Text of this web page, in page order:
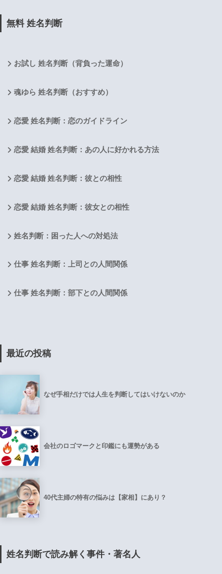
無料 姓名判断
お試し 姓名判断（背負った運命）
魂ゆら 姓名判断（おすすめ）
恋愛 姓名判断：恋のガイドライン
恋愛 結婚 姓名判断：あの人に好かれる方法
恋愛 結婚 姓名判断：彼との相性
恋愛 結婚 姓名判断：彼女との相性
姓名判断：困った人への対処法
仕事 姓名判断：上司との人間関係
仕事 姓名判断：部下との人間関係
最近の投稿
なぜ手相だけでは人生を判断してはいけないのか
会社のロゴマークと印鑑にも運勢がある
40代主婦の特有の悩みは【家相】にあり？
姓名判断で読み解く事件・著名人